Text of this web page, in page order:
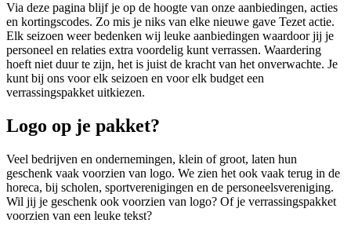
Via deze pagina blijf je op de hoogte van onze aanbiedingen, acties
en kortingscodes. Zo mis je niks van elke nieuwe gave Tezet actie.
Elk seizoen weer bedenken wij leuke aanbiedingen waardoor jij je
personeel en relaties extra voordelig kunt verrassen. Waardering
hoeft niet duur te zijn, het is juist de kracht van het onverwachte. Je
kunt bij ons voor elk seizoen en voor elk budget een
verrassingspakket uitkiezen.
Logo op je pakket?
Veel bedrijven en ondernemingen, klein of groot, laten hun
geschenk vaak voorzien van logo. We zien het ook vaak terug in de
horeca, bij scholen, sportverenigingen en de personeelsvereniging.
Wil jij je geschenk ook voorzien van logo? Of je verrassingspakket
voorzien van een leuke tekst?